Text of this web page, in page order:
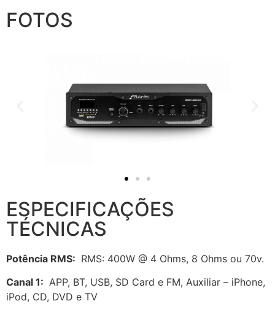
FOTOS
ESPECIFICAÇÕES
TÉCNICAS
Potência RMS: RMS: 400W @ 4 Ohms, 8 Ohms ou 70v.
Canal 1: APP, BT, USB, SD Card e FM, Auxiliar – iPhone,
iPod, CD, DVD e TV